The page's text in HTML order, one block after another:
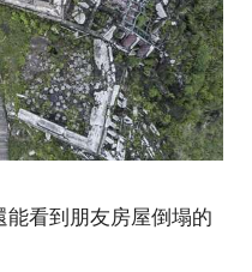
看到朋友房屋倒塌的